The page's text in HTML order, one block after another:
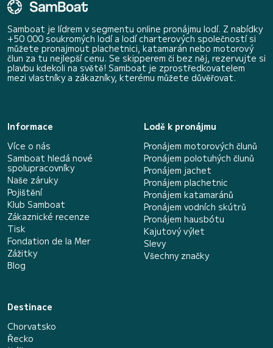
Samboat je lídrem v segmentu online pronájmu lodí. Z nabídky
+50 000 soukromých lodí a lodí charterových společností si
můžete pronajmout plachetnici, katamarán nebo motorový
člun za tu nejlepší cenu. Se skipperem či bez něj, rezervujte si
plavbu kdekoli na světě! Samboat je zprostředkovatelem
mezi vlastníky a zákazníky, kterému můžete důvěřovat.
Informace
Více o nás
Samboat hledá nové
spolupracovníky
Naše záruky
Pojištění
Klub Samboat
Zákaznické recenze
Tisk
Fondation de la Mer
Zážitky
Blog
Lodě k pronájmu
Pronájem motorových člunů
Pronájem polotuhých člunů
Pronájem jachet
Pronájem plachetnic
Pronájem katamaránů
Pronájem vodních skútrů
Pronájem hausbótu
Kajutový výlet
Slevy
Všechny značky
Destinace
Chorvatsko
Řecko